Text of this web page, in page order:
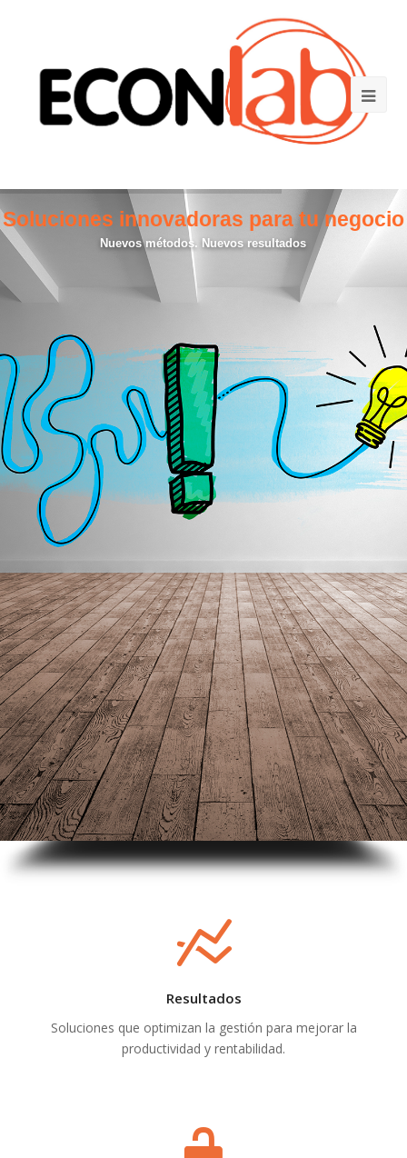
Soluciones innovadoras para tu negocio
Nuevos métodos. Nuevos resultados
Resultados
Soluciones que optimizan la gestión para mejorar la
productividad y rentabilidad.